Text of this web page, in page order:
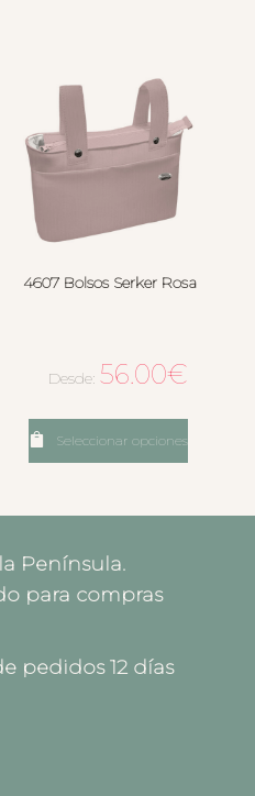
4607 Bolsos Serker Rosa
Desde:56.00€
Seleccionar opciones
a la Península.
compras
pedidos 12 días